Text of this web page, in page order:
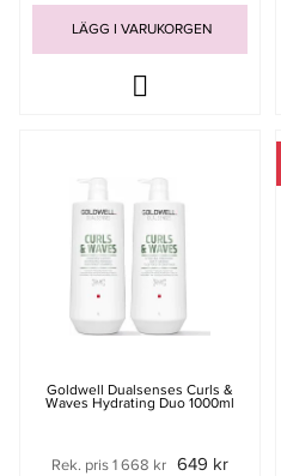
LÄGG I VARUKORGEN
Goldwell Dualsenses Curls &
Waves Hydrating Duo 1000ml
Rek. pris 1 668 kr 649 kr